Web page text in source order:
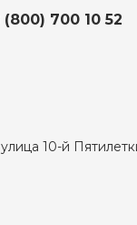
10-й
(800) 700 10 52